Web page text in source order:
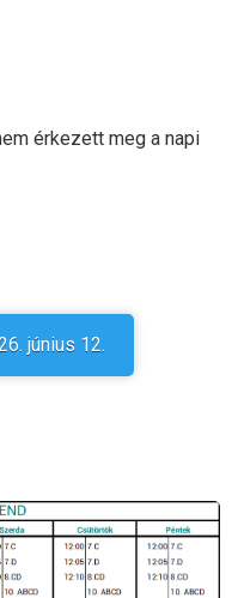
érkezett meg a napi
június 12.